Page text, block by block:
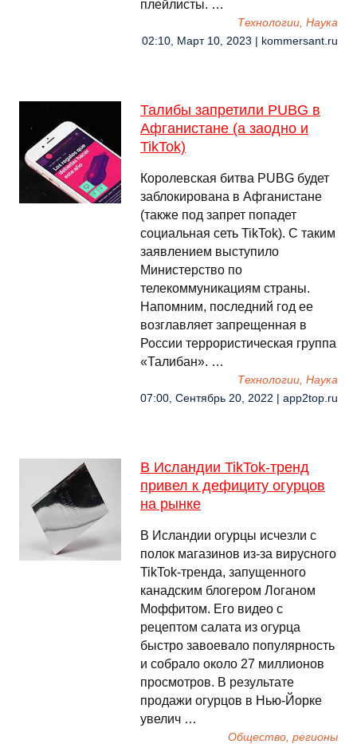
плейлисты. …
Технологии, Наука
02:10, Март 10, 2023 | kommersant.ru
Талибы запретили PUBG в
Афганистане (а заодно и
TikTok)
Королевская битва PUBG будет
заблокирована в Афганистане
(также под запрет попадет
социальная сеть TikTok). С таким
заявлением выступило
Министерство по
телекоммуникациям страны.
Напомним, последний год ее
возглавляет запрещенная в
России террористическая группа
«Талибан». …
Технологии, Наука
07:00, Сентябрь 20, 2022 | app2top.ru
В Исландии TikTok-тренд
привел к дефициту огурцов
на рынке
В Исландии огурцы исчезли с
полок магазинов из-за вирусного
TikTok-тренда, запущенного
канадским блогером Логаном
Моффитом. Его видео с
рецептом салата из огурца
быстро завоевало популярность
и собрало около 27 миллионов
просмотров. В результате
продажи огурцов в Нью-Йорке
увелич …
Общество, регионы